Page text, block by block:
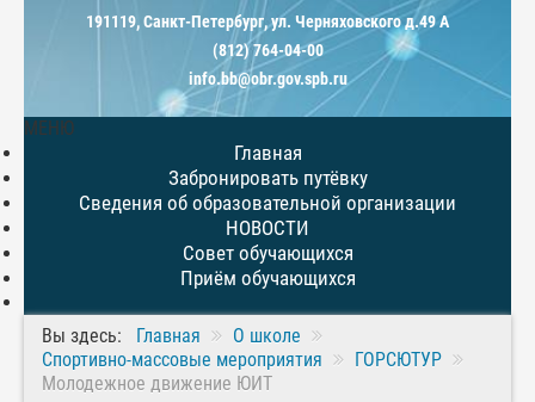
191119, Санкт-Петербург, ул. Черняховского д.49 А
(812) 764-04-00
info.bb@obr.gov.spb.ru
МЕНЮ
Главная
Забронировать путёвку
Сведения об образовательной организации
НОВОСТИ
Совет обучающихся
Приём обучающихся
Вы здесь: Главная
О школе
Спортивно-массовые мероприятия
ГОРСЮТУР
Молодежное движение ЮИТ